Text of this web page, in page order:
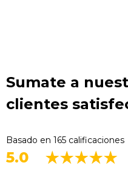
Sumate a
clientes
Basado en 165 calificaciones
5.0